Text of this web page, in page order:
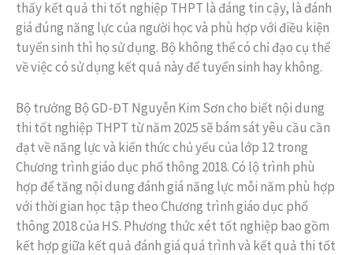
thấy kết quả thi tốt nghiệp THPT là đáng tin cậy, là đánh
giá đúng năng lực của người học và phù hợp với điều kiện
tuyển sinh thì họ sử dụng. Bộ không thể có chỉ đạo cụ thể
về việc có sử dụng kết quả này để tuyển sinh hay không.
Bộ trưởng Bộ GD-ĐT Nguyễn Kim Sơn cho biết nội dung
thi tốt nghiệp THPT từ năm 2025 sẽ bám sát yêu cầu cần
đạt về năng lực và kiến thức chủ yếu của lớp 12 trong
Chương trình giáo dục phổ thông 2018. Có lộ trình phù
hợp để tăng nội dung đánh giá năng lực mỗi năm phù hợp
với thời gian học tập theo Chương trình giáo dục phổ
thông 2018 của HS. Phương thức xét tốt nghiệp bao gồm
kết hợp giữa kết quả đánh giá quá trình và kết quả thi tốt